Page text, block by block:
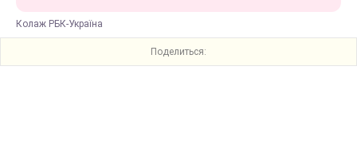
Колаж РБК-Україна
Поделиться: